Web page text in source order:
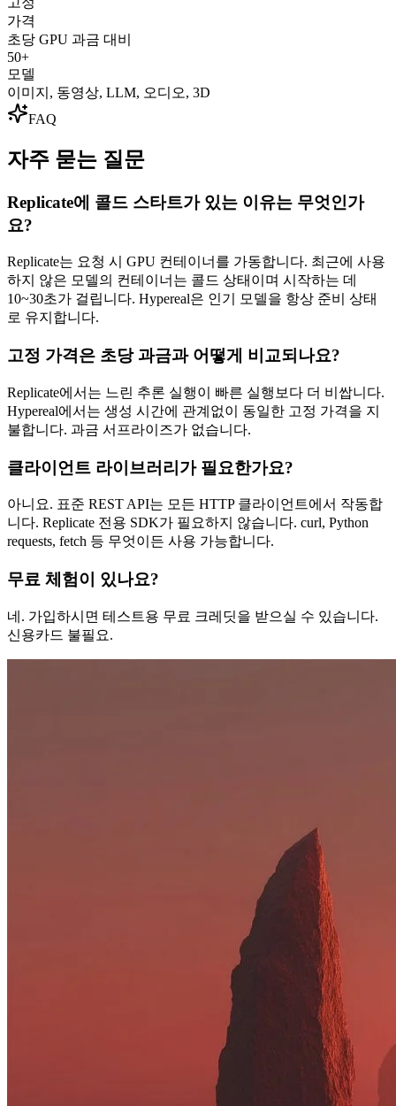
가격
초당 GPU 과금 대비
50+
모델
이미지, 동영상, LLM, 오디오, 3D
FAQ
자주 묻는 질문
Replicate에 콜드 스타트가 있는 이유는 무엇인가
요?
Replicate는 요청 시 GPU 컨테이너를 가동합니다. 최근에 사용
하지 않은 모델의 컨테이너는 콜드 상태이며 시작하는 데
10~30초가 걸립니다. Hypereal은 인기 모델을 항상 준비 상태
로 유지합니다.
고정 가격은 초당 과금과 어떻게 비교되나요?
Replicate에서는 느린 추론 실행이 빠른 실행보다 더 비쌉니다.
Hypereal에서는 생성 시간에 관계없이 동일한 고정 가격을 지
불합니다. 과금 서프라이즈가 없습니다.
클라이언트 라이브러리가 필요한가요?
아니요. 표준 REST API는 모든 HTTP 클라이언트에서 작동합
니다. Replicate 전용 SDK가 필요하지 않습니다. curl, Python
requests, fetch 등 무엇이든 사용 가능합니다.
무료 체험이 있나요?
네. 가입하시면 테스트용 무료 크레딧을 받으실 수 있습니다.
신용카드 불필요.